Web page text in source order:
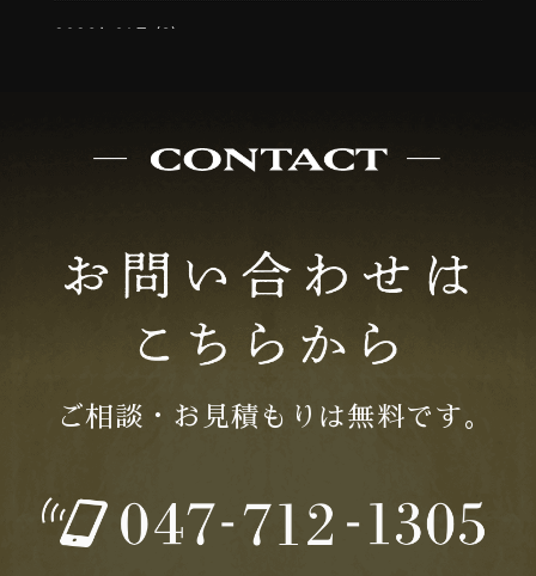
2026年01月 (3)
2025年11月 (2)
2025年05月 (2)
ご相談・お見積もりは無料です｡